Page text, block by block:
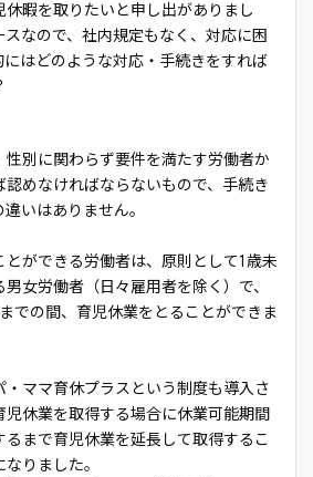
休暇を取りたいと申し出がありまし
スなので、社内規定もなく、対応に困
にはどのような対応・手続きをすれば
性別に関わらず要件を満たす労働者か
認めなければならないもので、手続き
いはありません。
とができる労働者は、原則として1歳未
女労働者（日々雇用者を除く）で、
での間、育児休業をとることができま
・ママ育休プラスという制度も導入さ
児休業を取得する場合に休業可能期間
るまで育児休業を延長して取得するこ
りました。